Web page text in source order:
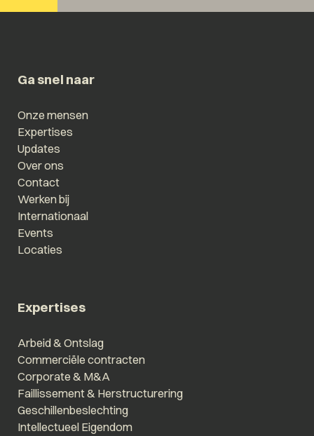
Ga snel naar
Onze mensen
Expertises
Updates
Over ons
Contact
Werken bij
Internationaal
Events
Locaties
Expertises
Arbeid & Ontslag
Commerciële contracten
Corporate & M&A
Faillissement & Herstructurering
Geschillenbeslechting
Intellectueel Eigendom